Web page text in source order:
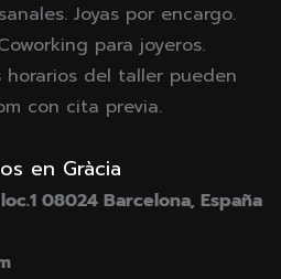
Joyas por encargo.
para joyeros.
horarios del taller pueden
con cita previa.
en Gràcia
08024 Barcelona, España